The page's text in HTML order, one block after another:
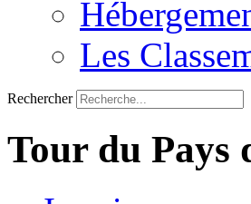
Les
Rechercher
Tour du Pays